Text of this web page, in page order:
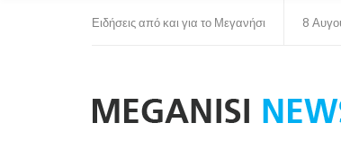
Ειδήσεις από και για το Μεγανήσι 8